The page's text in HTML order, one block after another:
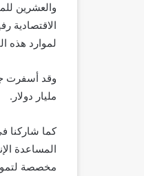
والعشرين
لموارد هذه
مليار دولار.
كما شاركنا
مخصصة